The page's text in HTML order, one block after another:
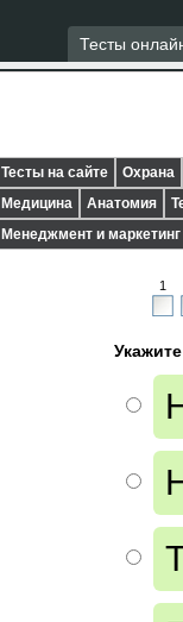
Тесты
Тесты на сайте Охрана
Медицина
Анатомия
Менеджмент и маркетинг
1